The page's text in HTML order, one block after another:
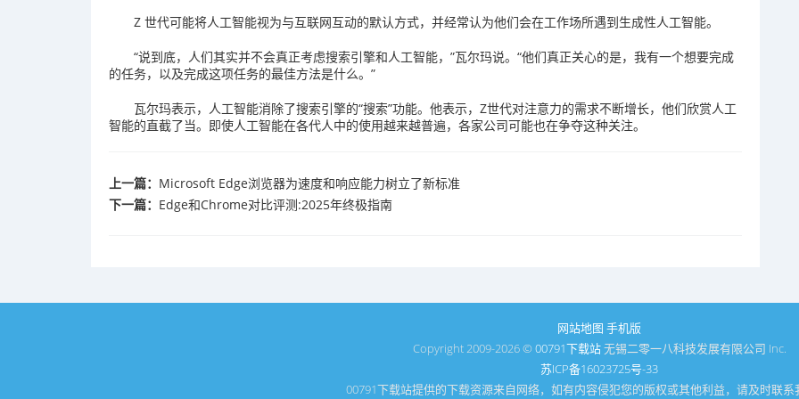
Z 世代可能将人工智能视为与互联网互动的默认方式，并经常认为他们会在工作场所遇到生成性人工智能。
“说到底，人们其实并不会真正考虑搜索引擎和人工智能，”瓦尔玛说。“他们真正关心的是，我有一个想要完成
的任务，以及完成这项任务的最佳方法是什么。”
瓦尔玛表示，人工智能消除了搜索引擎的“搜索”功能。他表示，Z世代对注意力的需求不断增长，他们欣赏人工
智能的直截了当。即使人工智能在各代人中的使用越来越普遍，各家公司可能也在争夺这种关注。
上一篇： Microsoft Edge浏览器为速度和响应能力树立了新标准
下一篇： Edge和Chrome对比评测:2025年终极指南
网站地图 手机版
Copyright 2009-2026 ©00791下载站无锡二零一八科技发展有限公司 Inc.
苏ICP备16023725号-33
00791下载站提供的下载资源来自网络，如有内容侵犯您的版权或其他利益，请及时联系